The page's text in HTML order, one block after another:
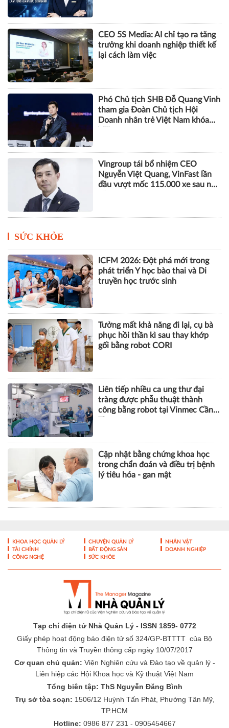
CEO 5S Media: AI chỉ tạo ra tăng
trưởng khi doanh nghiệp thiết kế
lại cách làm việc
Phó Chủ tịch SHB Đỗ Quang Vinh
tham gia Đoàn Chủ tịch Hội
Doanh nhân trẻ Việt Nam khóa
Vingroup tái bổ nhiệm CEO
Nguyễn Việt Quang, VinFast lần
đầu vượt mốc 115.000 xe sau nửa
SỨC KHỎE
ICFM 2026: Đột phá mới trong
phát triển Y học bào thai và Di
truyền học trước sinh
Tưởng mất khả năng đi lại, cụ bà
phục hồi thần kì sau thay khớp
gối bằng robot CORI
Liên tiếp nhiều ca ung thư đại
tràng được phẫu thuật thành
công bằng robot tại Vinmec Cần
Cập nhật bằng chứng khoa học
trong chẩn đoán và điều trị bệnh
lý tiêu hóa - gan mật
KHOA HỌC QUẢN LÝ CHUYỆN QUẢN LÝ
NHÂN VẬT
TÀI CHÍNH
BẤT ĐỘNG SẢN
DOANH NGHIỆP
CÔNG NGHỆ
SỨC KHỎE
Tạp chí điện tử Nhà Quản Lý - ISSN 1859- 0772
Giấy phép hoạt động báo điện tử số 324/GP-BTTTT của Bộ
Thông tin và Truyền thông cấp ngày 10/07/2017
Cơ quan chủ quản: Viện Nghiên cứu và Đào tạo về quản lý -
Liên hiệp các Hội Khoa học và Kỹ thuật Việt Nam
Tổng biên tập: ThS Nguyễn Đăng Bình
Trụ sở tòa soạn: 1506/12 Huỳnh Tấn Phát, Phường Tân Mỹ,
TP.HCM
Hotline: 0986 877 231 - 0905454667